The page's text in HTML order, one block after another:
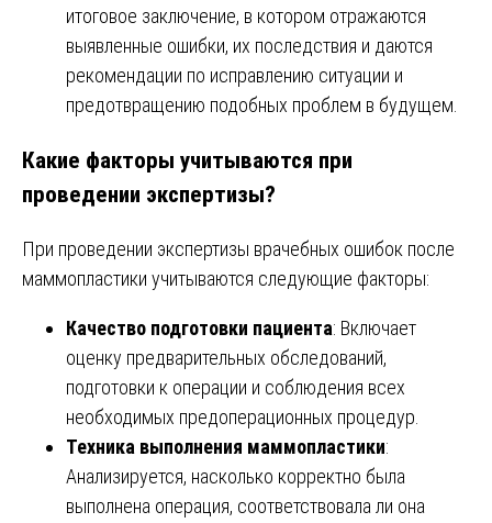
итоговое заключение, в котором отражаются
выявленные ошибки, их последствия и даются
рекомендации по исправлению ситуации и
предотвращению подобных проблем в будущем.
Какие факторы учитываются при
проведении экспертизы?
При проведении экспертизы врачебных ошибок после
маммопластики учитываются следующие факторы:
Качество подготовки пациента: Включает
оценку предварительных обследований,
подготовки к операции и соблюдения всех
необходимых предоперационных процедур.
Техника выполнения маммопластики:
Анализируется, насколько корректно была
выполнена операция, соответствовала ли она